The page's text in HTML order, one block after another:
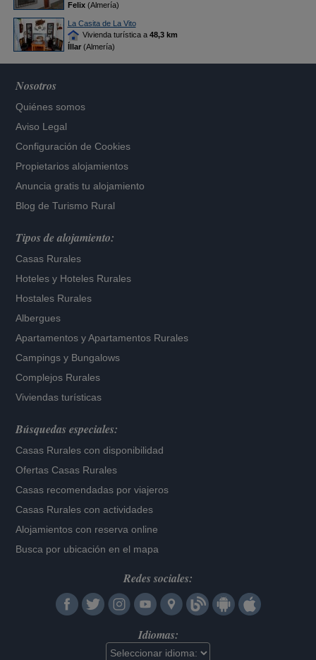
Felix(Almería)
La Casita de La Vito
Vivienda turística a 48,3 km
Íllar(Almería)
Nosotros
Quiénes somos
Aviso Legal
Configuración de Cookies
Propietarios alojamientos
Anuncia gratis tu alojamiento
Blog de Turismo Rural
Tipos de alojamiento:
Casas Rurales
Hoteles y Hoteles Rurales
Hostales Rurales
Albergues
Apartamentos yApartamentos Rurales
Campings y Bungalows
Complejos Rurales
Viviendas turísticas
Búsquedas especiales:
Casas Rurales con disponibilidad
Ofertas Casas Rurales
Casas recomendadas por viajeros
Casas Rurales con actividades
Alojamientos con reserva online
Busca por ubicación en el mapa
Redes sociales:
Idiomas: